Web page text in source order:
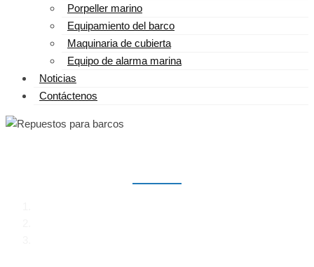
Porpeller marino
Equipamiento del barco
Maquinaria de cubierta
Equipo de alarma marina
Noticias
Contáctenos